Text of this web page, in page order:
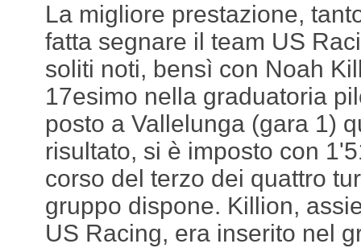
La migliore prestazione,
fatta segnare il team US
soliti noti, bensì con Noah
17esimo nella graduatoria
posto a Vallelunga (gara 1)
risultato, si è imposto con
corso del terzo dei quattro
gruppo dispone. Killion,
US Racing, era inserito nel